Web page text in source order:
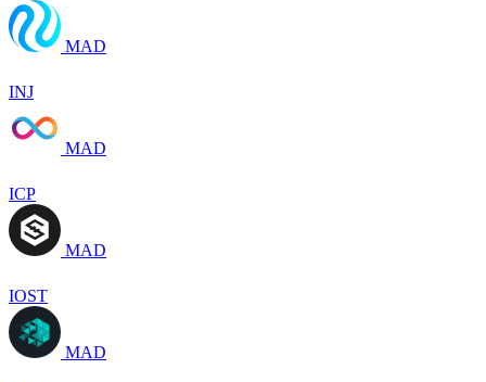
MAD
INJ
MAD
ICP
MAD
IOST
MAD